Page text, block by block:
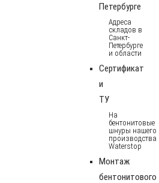
Петербурге
Адреса
складов в
Санкт-
Петербурге
и области
Сертификат
и
ТУ
На
бентонитовые
шнуры нашего
производства
Waterstop
Монтаж
бентонитового